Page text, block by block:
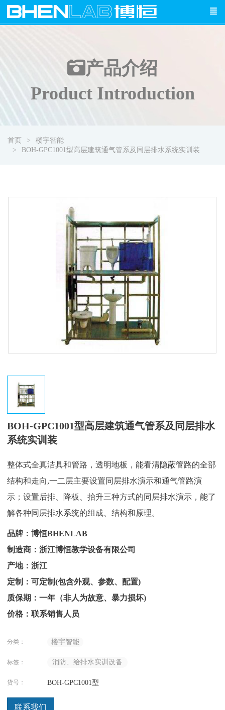
产品介绍
Product Introduction
首页
楼宇智能
BOH-GPC1001型高层建筑通气管系及同层排水系统实训装
BOH-GPC1001型高层建筑通气管系及同层排水
系统实训装
整体式全真洁具和管路，透明地板，能看清隐蔽管路的全部
结构和走向,一二层主要设置同层排水演示和通气管路演
示；设置后排、降板、抬升三种方式的同层排水演示，能了
解各种同层排水系统的组成、结构和原理。
品牌：博恒BHENLAB
制造商：浙江博恒教学设备有限公司
产地：浙江
定制：可定制(包含外观、参数、配置)
质保期：一年（非人为故意、暴力损坏)
价格：联系销售人员
分类： 楼宇智能
标签： 消防、给排水实训设备
货号： BOH-GPC1001型
联系我们